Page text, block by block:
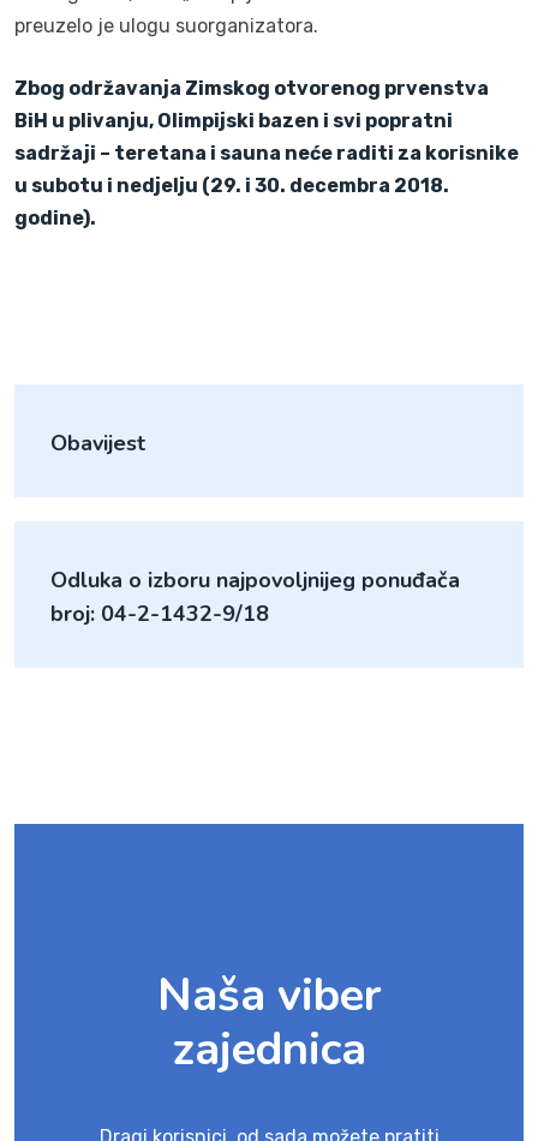
preuzelo je ulogu suorganizatora.
Zbog održavanja Zimskog otvorenog prvenstva
BiH u plivanju, Olimpijski bazen i svi popratni
sadržaji – teretana i sauna neće raditi za korisnike
u subotu i nedjelju (29. i 30. decembra 2018.
godine).
Obavijest
Odluka o izboru najpovoljnijeg ponuđača
broj: 04-2-1432-9/18
Naša viber
zajednica